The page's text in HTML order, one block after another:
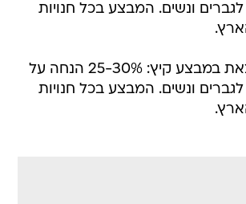
ונשים. המבצע בכל חנויות
רשת ספרינג יוצאת במבצע קיץ: 25-30% הנחה על
ונשים. המבצע בכל חנויות